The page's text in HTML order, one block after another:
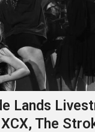
Lands
The